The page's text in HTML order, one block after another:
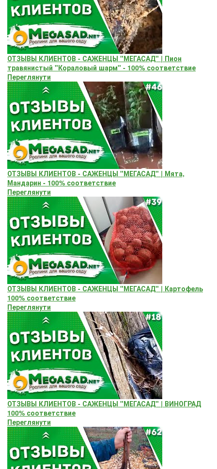
ОТЗЫВЫ КЛИЕНТОВ - САЖЕНЦЫ "МЕГАСАД" | Пион
травянистый "Кораловый шарм" - 100% соответствие
Переглянути
ОТЗЫВЫ КЛИЕНТОВ - САЖЕНЦЫ "МЕГАСАД" | Мята,
Мандарин - 100% соответствие
Переглянути
ОТЗЫВЫ КЛИЕНТОВ - САЖЕНЦЫ "МЕГАСАД" | Картофель
100% соответствие
Переглянути
ОТЗЫВЫ КЛИЕНТОВ - САЖЕНЦЫ "МЕГАСАД" | ВИНОГРАД
100% соответствие
Переглянути